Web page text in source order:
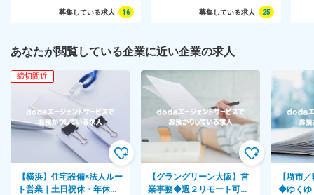
募集している求人 16 募集している求人 25
あなたが閲覧している企業に近い企業の求人
締切間近
【横浜】住宅設備×法人ルー
ト営業｜土日祝休・年休
【グラングリーン大阪】営
業事務◆週２リモート可／
【堺市
◆ゆくゆ